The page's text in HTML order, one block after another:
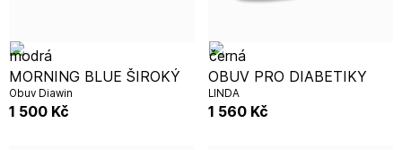
MORNING BLUE ŠIROKÝ
Obuv Diawin
1 500 Kč
OBUV PRO DIABETIKY
LINDA
1 560 Kč